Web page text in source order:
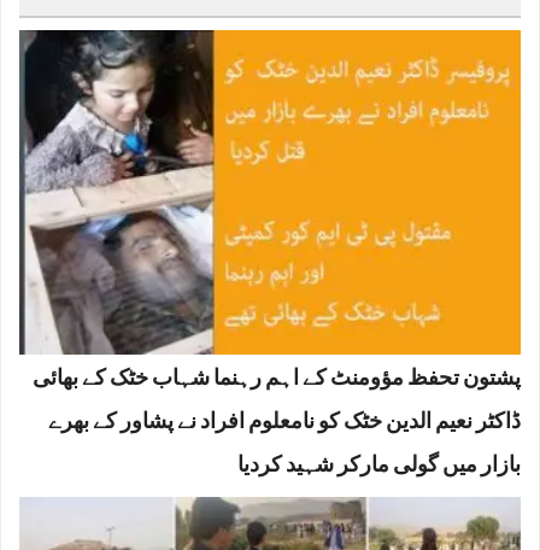
پشتون تحفظ مؤومنٹ کے اہم رہنما شہاب خٹک کے بھائی
ڈاکٹر نعیم الدین خٹک کو نامعلوم افراد نے پشاور کے بھرے
بازار میں گولی مارکر شہید کردیا